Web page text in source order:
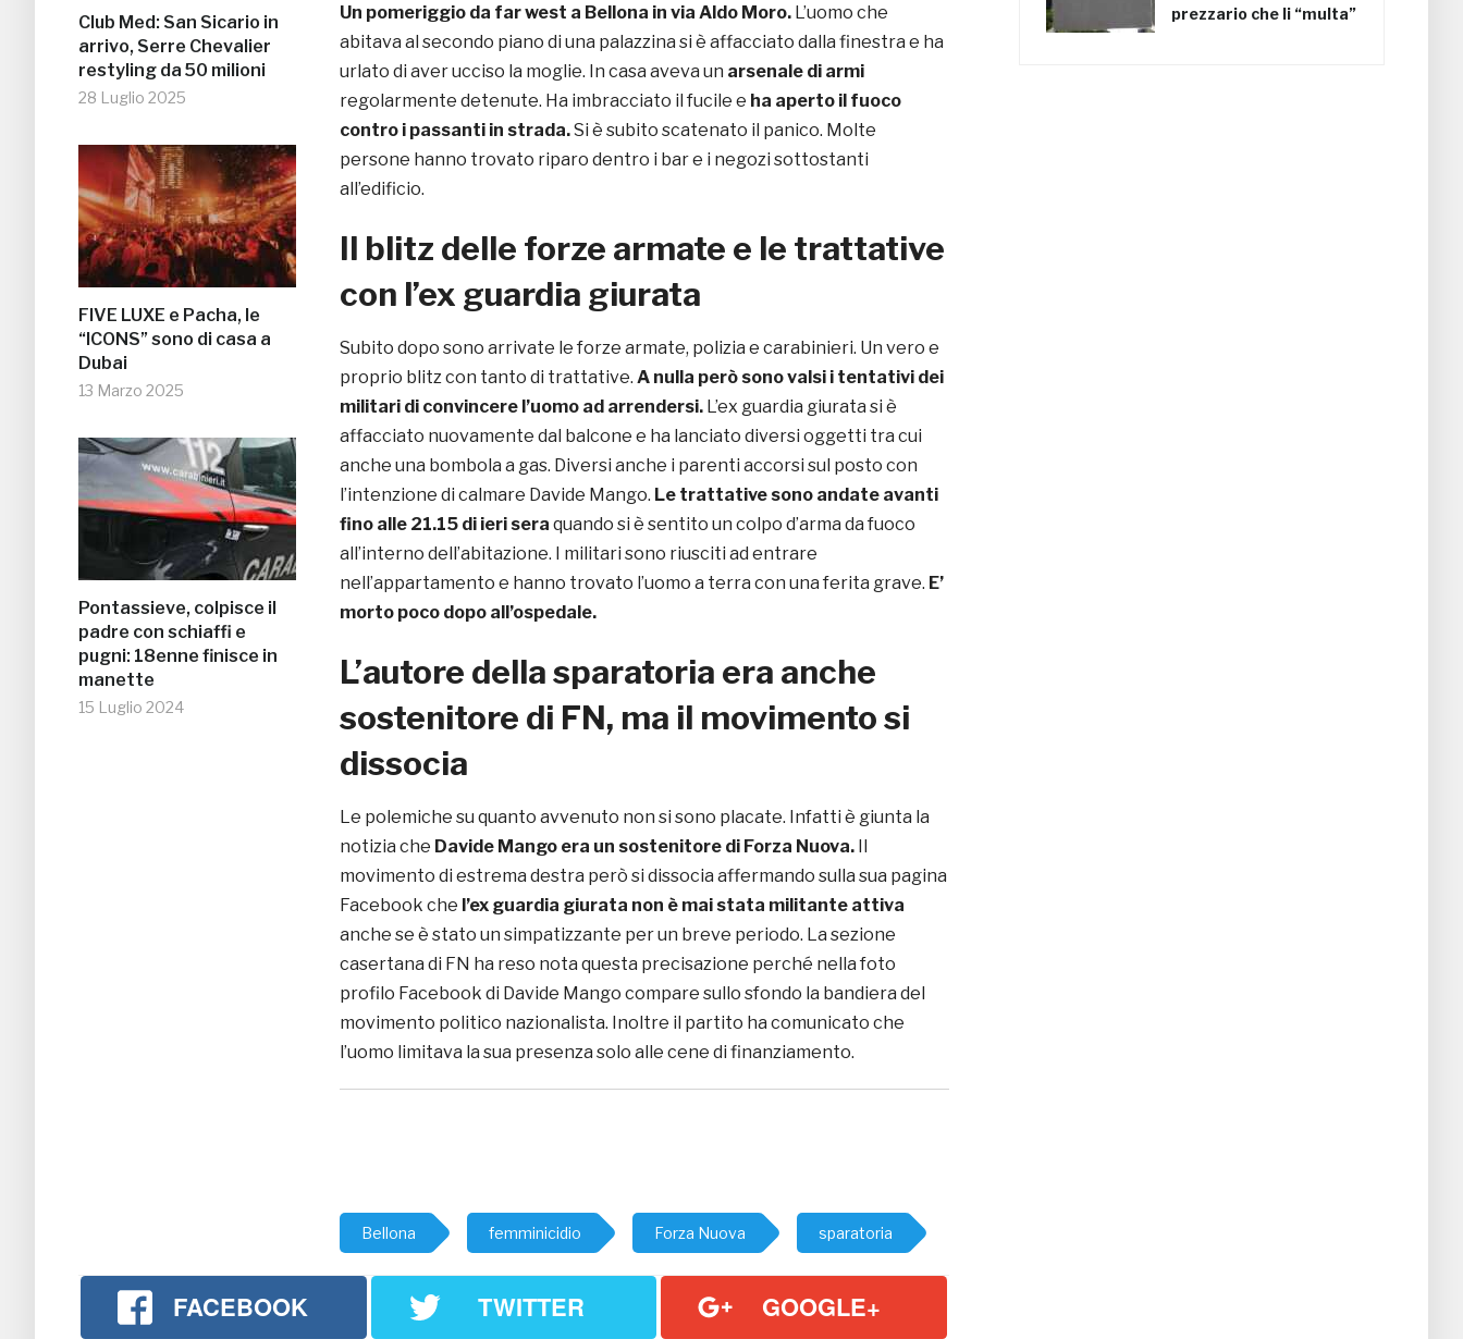
Club Med: San Sicario in
arrivo, Serre Chevalier
restyling da 50 milioni
28 Luglio 2025
FIVE LUXE e Pacha, le
“ICONS” sono di casa a
Dubai
13 Marzo 2025
Pontassieve, colpisce il
padre con schiaffi e
pugni: 18enne finisce in
manette
15 Luglio 2024
Un pomeriggio da far west a Bellona in via Aldo Moro. L’uomo che
abitava al secondo piano di una palazzina si è affacciato dalla finestra e ha
urlato di aver ucciso la moglie. In casa aveva un arsenale di armi
regolarmente detenute. Ha imbracciato il fucile e ha aperto il fuoco
contro i passanti in strada.Si è subito scatenato il panico. Molte
persone hanno trovato riparo dentro i bar e i negozi sottostanti
all’edificio.
Il blitz delle forze armate e le trattative
con l’ex guardia giurata
Subito dopo sono arrivate le forze armate, polizia e carabinieri. Un vero e
proprio blitz con tanto di trattative. A nulla però sono valsi i tentativi dei
militari di convincere l’uomo ad arrendersi. L’ex guardia giurata si è
affacciato nuovamente dal balcone e ha lanciato diversi oggetti tra cui
anche una bombola a gas. Diversi anche i parenti accorsi sul posto con
l’intenzione di calmare Davide Mango. Le trattative sono andate avanti
fino alle 21.15 di ieri sera quando si è sentito un colpo d’arma da fuoco
all’interno dell’abitazione. I militari sono riusciti ad entrare
nell’appartamento e hanno trovato l’uomo a terra con una ferita grave. E’
morto poco dopo all’ospedale.
L’autore della sparatoria era anche
sostenitore di FN, ma il movimento si
dissocia
Le polemiche su quanto avvenuto non si sono placate. Infatti è giunta la
notizia che Davide Mango era un sostenitore di Forza Nuova. Il
movimento di estrema destra però si dissocia affermando sulla sua pagina
Facebook che l’ex guardia giurata non è mai stata militante attiva
anche se è stato un simpatizzante per un breve periodo. La sezione
casertana di FN ha reso nota questa precisazione perché nella foto
profilo Facebook di Davide Mango compare sullo sfondo la bandiera del
movimento politico nazionalista. Inoltre il partito ha comunicato che
l’uomo limitava la sua presenza solo alle cene di finanziamento.
Bellona femminicidio Forza Nuova sparatoria
FACEBOOK TWITTER GOOGLE+
prezzario che li “multa”